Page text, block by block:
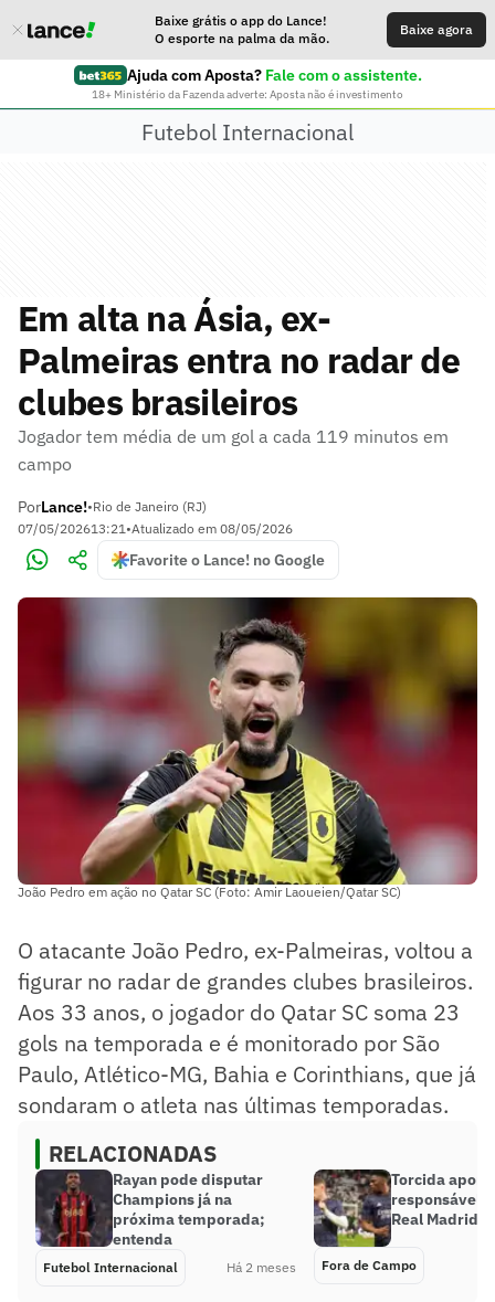
Baixe grátis o app do Lance!
O esporte na palma da mão.
Baixe agora
Ajuda com Aposta? Fale com o assistente.
18+ Ministério da Fazenda adverte: Aposta não é investimento
Futebol Internacional
Em alta na Ásia, ex-
Palmeiras entra no radar de
clubes brasileiros
Jogador tem média de um gol a cada 119 minutos em
campo
PorLance!•Rio de Janeiro (RJ)
07/05/202613:21•Atualizado em 08/05/2026
Favorite o Lance! no Google
João Pedro em ação no Qatar SC (Foto: Amir Laoueien/Qatar SC)
O atacante João Pedro, ex-Palmeiras, voltou a
figurar no radar de grandes clubes brasileiros.
Aos 33 anos, o jogador do Qatar SC soma 23
gols na temporada e é monitorado por São
Paulo, Atlético-MG, Bahia e Corinthians, que já
sondaram o atleta nas últimas temporadas.
RELACIONADAS
Rayan pode disputar
Champions já na
próxima temporada;
entenda
Futebol Internacional Há 2 meses
Torcida
responsável
Real Madrid:
Fora de Campo